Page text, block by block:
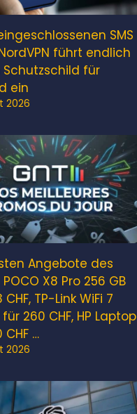
SMS
führt endlich
Schutzschild für
ein
2026
Angebote des
X8 Pro 256 GB
TP-Link WiFi 7
260 CHF, HP Laptop
…
2026